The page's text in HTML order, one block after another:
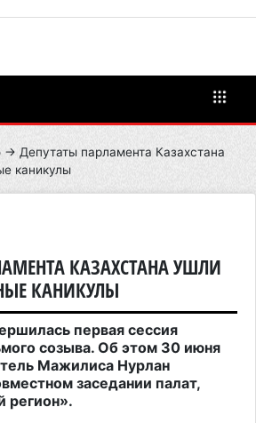
→ Депутаты парламента Казахстана
каникулы
КАЗАХСТАНА УШЛИ
КАНИКУЛЫ
первая сессия
созыва. Об этом 30 июня
Мажилиса Нурлан
заседании палат,
регион».